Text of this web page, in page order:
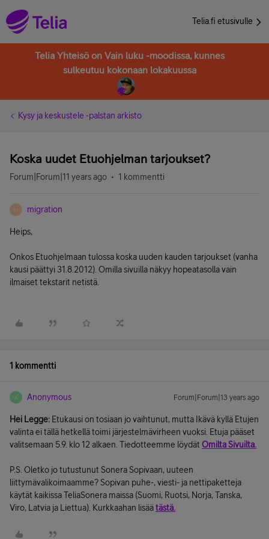
Telia.fi etusivulle
Telia Yhteisö on Vain luku -moodissa, kunnes
sulkeutuu kokonaan lokakuussa
Kysy ja keskustele -palstan arkisto
Koska uudet Etuohjelman tarjoukset?
Forum|Forum|11 years ago 1 kommentti
M migration
Heips,
Onkos Etuohjelmaan tulossa koska uuden kauden tarjoukset (vanha
kausi päättyi 31.8.2012). Omilla sivuilla näkyy hopeatasolla vain
ilmaiset tekstarit netistä.
1 kommentti
A Anonymous Forum|Forum|13 years ago
Hei Legge: Etukausi on tosiaan jo vaihtunut, mutta Ikävä kyllä Etujen
valinta ei tällä hetkellä toimi järjestelmävirheen vuoksi. Etuja pääset
valitsemaan 5.9. klo 12 alkaen. Tiedotteemme löydät Omilta Sivuilta.
P.S. Oletko jo tutustunut Sonera Sopivaan, uuteen
liittymävalikoimaamme? Sopivan puhe-, viesti- ja nettipaketteja
käytät kaikissa TeliaSonera maissa (Suomi, Ruotsi, Norja, Tanska,
Viro, Latvia ja Liettua). Kurkkaahan lisäätästä.